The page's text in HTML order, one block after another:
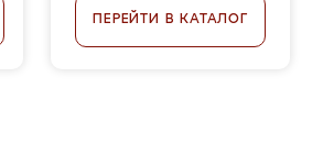
ПЕРЕЙТИ В КАТАЛОГ